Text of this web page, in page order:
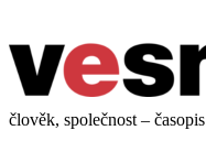
člověk, společnost –